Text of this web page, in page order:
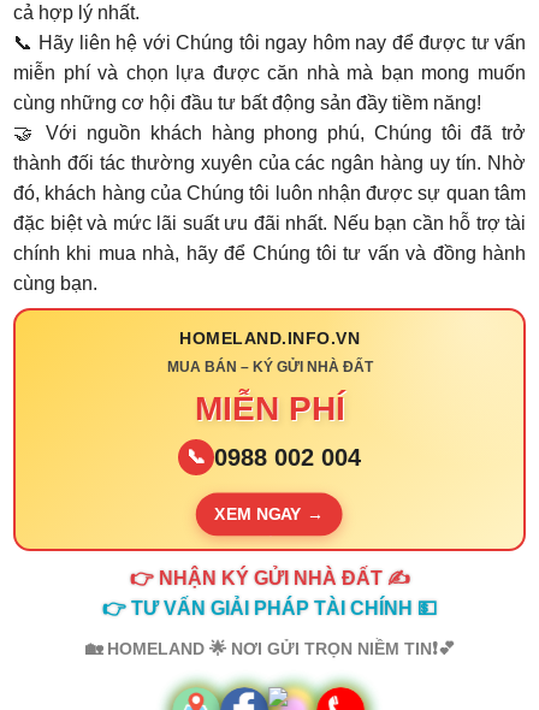
cả hợp lý nhất.
📞 Hãy liên hệ với Chúng tôi ngay hôm nay để được tư vấn
miễn phí và chọn lựa được căn nhà mà bạn mong muốn
cùng những cơ hội đầu tư bất động sản đầy tiềm năng!
🤝 Với nguồn khách hàng phong phú, Chúng tôi đã trở
thành đối tác thường xuyên của các ngân hàng uy tín. Nhờ
đó, khách hàng của Chúng tôi luôn nhận được sự quan tâm
đặc biệt và mức lãi suất ưu đãi nhất. Nếu bạn cần hỗ trợ tài
chính khi mua nhà, hãy để Chúng tôi tư vấn và đồng hành
cùng bạn.
HOMELAND.INFO.VN
MUA BÁN – KÝ GỬI NHÀ ĐẤT
MIỄN PHÍ
📞 0988 002 004
XEM NGAY →
👉 NHẬN KÝ GỬI NHÀ ĐẤT ✍️
👉 TƯ VẤN GIẢI PHÁP TÀI CHÍNH 💵
🏡 HOMELAND 🌟 NƠI GỬI TRỌN NIỀM TIN❗💕